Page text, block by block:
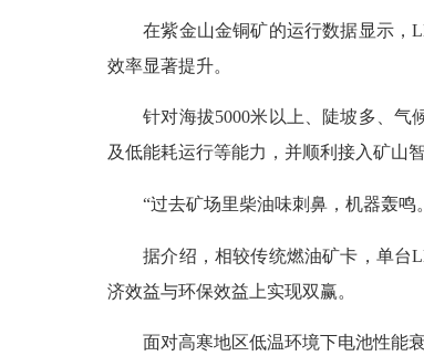
在紫金山金铜矿的运行数据显示，
效率显著提升。
针对海拔5000米以上、陡坡多、气候
及低能耗运行等能力，并顺利接入矿山
“过去矿场里柴油味刺鼻，机器轰鸣。
据介绍，相较传统燃油矿卡，单台
济效益与环保效益上实现双赢。
面对高寒地区低温环境下电池性能衰